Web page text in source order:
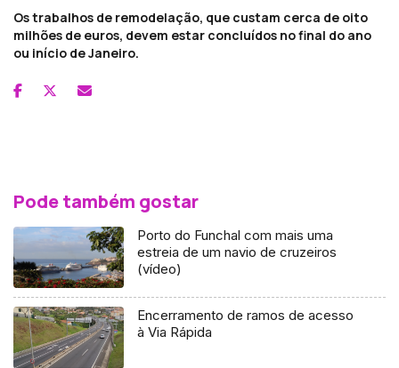
Os trabalhos de remodelação, que custam cerca de oito
milhões de euros, devem estar concluídos no final do ano
ou início de Janeiro.
Pode também gostar
Porto do Funchal com mais uma
estreia de um navio de cruzeiros
(vídeo)
Encerramento de ramos de acesso
à Via Rápida